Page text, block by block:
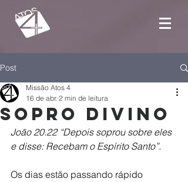
Post
Sopro divino
Missão Atos 4
16 de abr. 2 min de leitura
João 20.22 “Depois soprou sobre eles
e disse: Recebam o Espírito Santo”.
Os dias estão passando rápido